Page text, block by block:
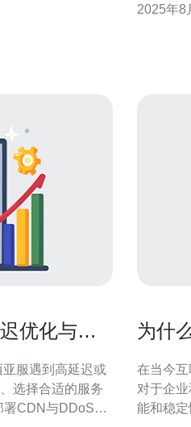
选择
服务器类
2025年8
优化与加
服遇到高延迟或
选择合适的服务
署CDN与DDoS防
为什
在当今
对于企
能和稳